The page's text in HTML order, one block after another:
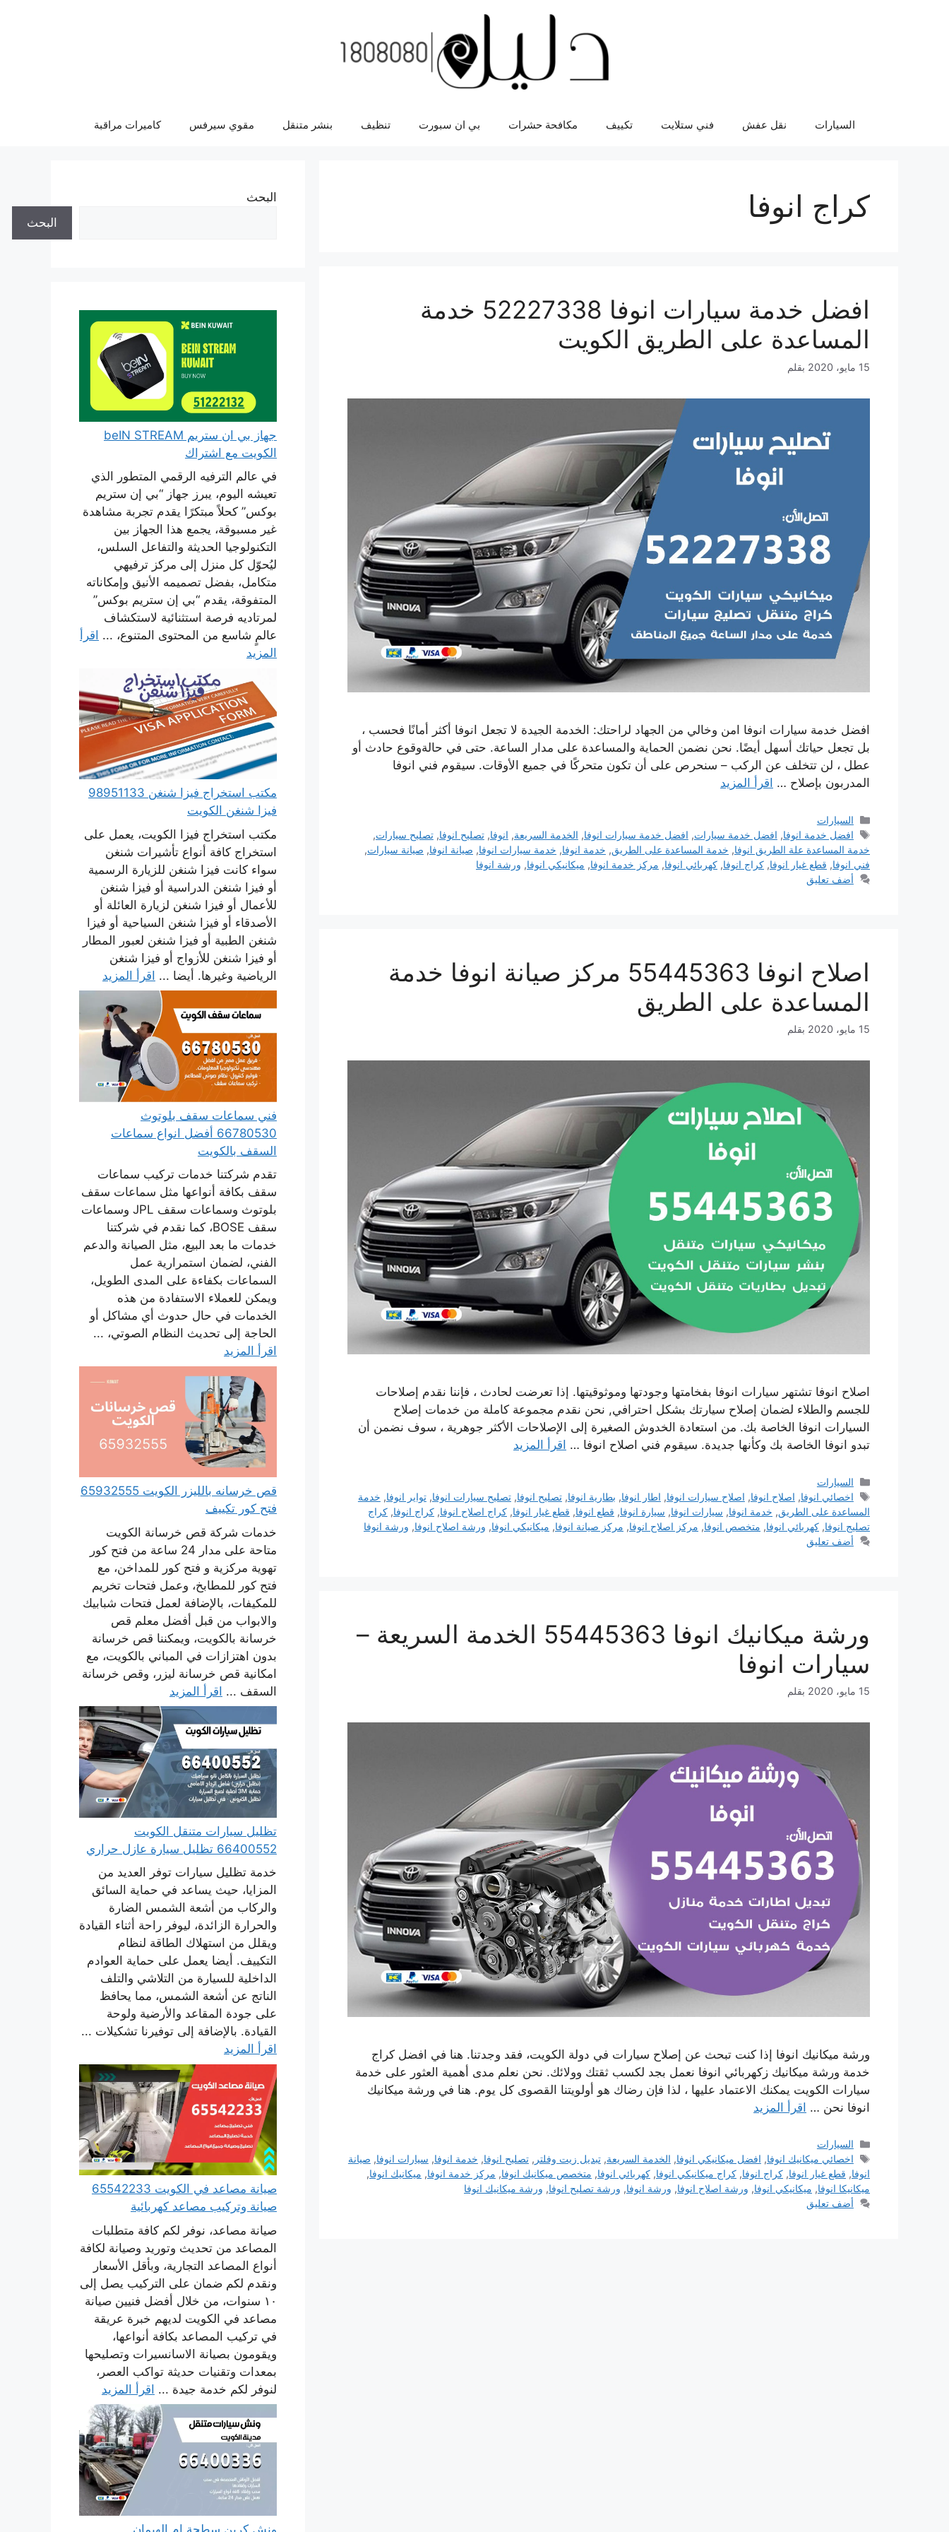
السيارات نقل عفش فني ستلايت تكييف مكافحة حشرات بي ان سبورت تنظيف بنشر متنقل مقوي سيرفس كاميرات مراقبة
كراج انوفا
افضل خدمة سيارات انوفا 52227338 خدمة
المساعدة على الطريق الكويت
15 مايو، 2020 بقلم
افضل خدمة سيارات انوفا امن وخالي من الجهاد لراحتك: الخدمة الجيدة لا تجعل انوفا أكثر أمانًا فحسب ،
بل تجعل حياتك أسهل أيضًا. نحن نضمن الحماية والمساعدة على مدار الساعة. حتى في حالةوقوع حادث أو
عطل ، لن تتخلف عن الركب – سنحرص على أن تكون متحركًا في جميع الأوقات. سيقوم فني انوفا
المدربون بإصلاح … اقرأ المزيد
التصنيفات
السيارات
الوسوم
افضل خدمة انوفا, افضل خدمة سيارات, افضل خدمة سيارات انوفا, الخدمة السريعة, انوفا,تصليح انوفا,تصليح سيارات,
خدمة المساعدة علة الطريق انوفا, خدمة المساعدة على الطريق, خدمة انوفا, خدمة سيارات انوفا, صيانة انوفا, صيانة سيارات,
فني انوفا, قطع غيار انوفا, كراج انوفا, كهربائي انوفا, مركز خدمة انوفا, ميكانيكي انوفا, ورشة انوفا
أضف تعليق
اصلاح انوفا 55445363 مركز صيانة انوفا خدمة
المساعدة على الطريق
15 مايو، 2020 بقلم
اصلاح انوفا تشتهر سيارات انوفا بفخامتها وجودتها وموثوقيتها. إذا تعرضت لحادث ، فإننا نقدم إصلاحات
للجسم والطلاء لضمان إصلاح سيارتك بشكل احترافي, نحن نقدم مجموعة كاملة من خدمات إصلاح
السيارات انوفا الخاصة بك. من استعادة الخدوش الصغيرة إلى الإصلاحات الأكثر جوهرية ، سوف نضمن أن
تبدو انوفا الخاصة بك وكأنها جديدة. سيقوم فني اصلاح انوفا … اقرأ المزيد
التصنيفات
السيارات
الوسوم
اخصائي انوفا, اصلاح انوفا, اصلاح سيارات انوفا, اطار انوفا, بطارية انوفا,تصليح انوفا,تصليح سيارات انوفا,تواير انوفا, خدمة
المساعدة على الطريق, خدمة انوفا, سيارات انوفا, سيارة انوفا, قطع انوفا, قطع غيار انوفا, كراج اصلاح انوفا, كراج انوفا, كراج
تصليج انوفا, كهربائي انوفا, متخصص انوفا, مركز اصلاح انوفا, مركز صيانة انوفا, ميكانيكي انوفا, ورشة اصلاح انوفا, ورشة انوفا
أضف تعليق
ورشة ميكانيك انوفا 55445363 الخدمة السريعة –
سيارات انوفا
15 مايو، 2020 بقلم
ورشة ميكانيك انوفا إذا كنت تبحث عن إصلاح سيارات في دولة الكويت، فقد وجدتنا. هنا في افضل كراج
خدمة ورشة ميكانيك زكهربائي انوفا نعمل بجد لكسب ثقتك وولائك. نحن نعلم مدى أهمية العثور على خدمة
سيارات الكويت يمكنك الاعتماد عليها ، لذا فإن رضاك ​​هو أولويتنا القصوى كل يوم. هنا في ورشة ميكانيك
انوفا نحن … اقرأ المزيد
التصنيفات
السيارات
الوسوم
اخصائي ميكانيك انوفا, افضل ميكانيكي انوفا, الخدمة السريعة,تبديل زيت وفلتر ,تصليح انوفا, خدمة انوفا, سيارات انوفا, صيانة
انوفا, قطع غيار انوفا, كراج انوفا, كراج ميكانيكي انوفا, كهربائي انوفا, متخصص ميكانيك انوفا, مركز خدمة انوفا, ميكانيك انوفا,
ميكانيكا انوفا, ميكانيكي انوفا, ورشة اصلاح انوفا, ورشة انوفا, ورشة تصليح انوفا, ورشة ميكانيك انوفا
أضف تعليق
البحث
البحث
جهاز بي ان ستريم beIN STREAM
الكويت مع اشتراك
في عالم الترفيه الرقمي المتطور الذي
تعيشه اليوم، يبرز جهاز “بي إن ستريم
بوكس” كحلاً مبتكرًا يقدم تجربة مشاهدة
غير مسبوقة، يجمع هذا الجهاز بين
التكنولوجيا الحديثة والتفاعل السلس،
ليُحوّل كل منزل إلى مركز ترفيهي
متكامل، بفضل تصميمه الأنيق وإمكاناته
المتفوقة، يقدم “بي إن ستريم بوكس”
لمرتاديه فرصة استثنائية لاستكشاف
عالمٍ شاسع من المحتوى المتنوع، ... اقرأ
المزيد
مكتب استخراج فيزا شنغن 98951133
فيزا شنغن الكويت
مكتب استخراج فيزا الكويت، يعمل على
استخراج كافة أنواع تأشيرات شنغن
سواء كانت فيزا شنغن للزيارة الرسمية
أو فيزا شنغن الدراسية أو فيزا شنغن
للأعمال أو فيزا شنغن لزيارة العائلة أو
الأصدقاء أو فيزا شنغن السياحية أو فيزا
شنغن الطبية أو فيزا شنغن لعبور المطار
أو فيزا شنغن للأزواج أو فيزا شنغن
الرياضية وغيرها. أيضا ... اقرأ المزيد
فني سماعات سقف بلوتوث
66780530 أفضل انواع سماعات
السقف بالكويت
تقدم شركتنا خدمات تركيب سماعات
سقف بكافة أنواعها مثل سماعات سقف
بلوتوث وسماعات سقف JPL وسماعات
سقف BOSE، كما نقدم في شركتنا
خدمات ما بعد البيع، مثل الصيانة والدعم
الفني، لضمان استمرارية عمل
السماعات بكفاءة على المدى الطويل،
ويمكن للعملاء الاستفادة من هذه
الخدمات في حال حدوث أي مشاكل أو
الحاجة إلى تحديث النظام الصوتي، ...
اقرأ المزيد
قص خرسانه بالليزر الكويت 65932555
فتح كور تكييف
خدمات شركة قص خرسانة الكويت
متاحة على مدار 24 ساعة من فتح كور
تهوية مركزية و فتح كور للمداخن، مع
فتح كور للمطابخ، وعمل فتحات تخريم
للمكيفات، بالإضافة لعمل فتحات شبابيك
والابواب من قبل أفضل معلم قص
خرسانة بالكويت، ويمكننا قص خرسانة
بدون اهتزازات في المباني بالكويت، مع
امكانية قص خرسانة ليزر، وقص خرسانة
السقف ... اقرأ المزيد
تظليل سيارات متنقل الكويت
66400552 تظليل سيارة عازل حراري
خدمة تظليل سيارات توفر العديد من
المزايا، حيث يساعد في حماية السائق
والركاب من أشعة الشمس الضارة
والحرارة الزائدة، ليوفر راحة أثناء القيادة
ويقلل من استهلاك الطاقة لنظام
التكييف. أيضا يعمل على حماية العوادم
الداخلية للسيارة من التلاشي والتلف
الناتج عن أشعة الشمس، مما يحافظ
على جودة المقاعد والأرضية ولوحة
القيادة. بالإضافة إلى توفيرنا تشكيلات ...
اقرأ المزيد
صيانة مصاعد في الكويت 65542233
صيانة وتركيب مصاعد كهربائية
صيانة مصاعد، نوفر لكم كافة متطلبات
المصاعد من تحديث وتوريد وصيانة لكافة
أنواع المصاعد التجارية، وبأقل الأسعار
ونقدم لكم ضمان على التركيب يصل إلى
١٠ سنوات، من خلال أفضل فنيين صيانة
مصاعد في الكويت لديهم خبرة عريقة
في تركيب المصاعد بكافة أنواعها،
ويقومون بصيانة الاسانسيرات وتصليحها
بمعدات وتقنيات حديثة تواكب العصر،
لنوفر لكم خدمة جيدة ... اقرأ المزيد
ونش كرين سطحة ام الهيمان